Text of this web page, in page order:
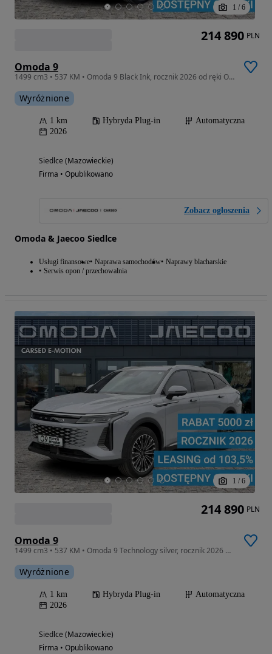
1 / 6
Omoda 9
1499 cm3 • 537 KM • Omoda 9 Black Ink, rocznik 2026 od ręki OC/AC/NNW za 1 zł
Wyróżnione
1 km Hybryda Plug-in
Automatyczna
2026
Siedlce (Mazowieckie)
Firma • Opublikowano
Zobacz ogłoszenia
Omoda & Jaecoo Siedlce
Usługi finansowe Naprawa samochodów Naprawy blacharskie
Serwis opon / przechowalnia
214 890 PLN
1 / 6
Omoda 9
1499 cm3 • 537 KM • Omoda 9 Technology silver, rocznik 2026 od ręki OC/AC/NNW za 1 zł
Wyróżnione
1 km Hybryda Plug-in
Automatyczna
2026
Siedlce (Mazowieckie)
Firma • Opublikowano
214 890 PLN